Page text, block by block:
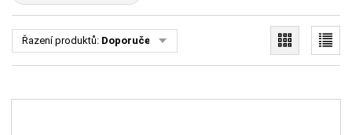
Řazení produktů: Doporučené